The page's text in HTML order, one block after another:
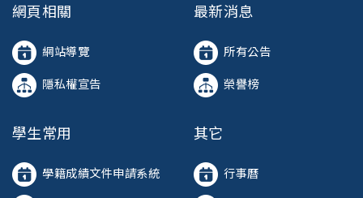
網頁相關
網站導覽
隱私權宣告
最新消息
所有公告
榮譽榜
學生常用
學籍成績文件申請系統
其它
行事曆